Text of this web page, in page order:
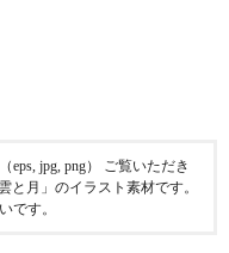
eps, jpg, png） ご覧いただき
と月」のイラスト素材です。
です。